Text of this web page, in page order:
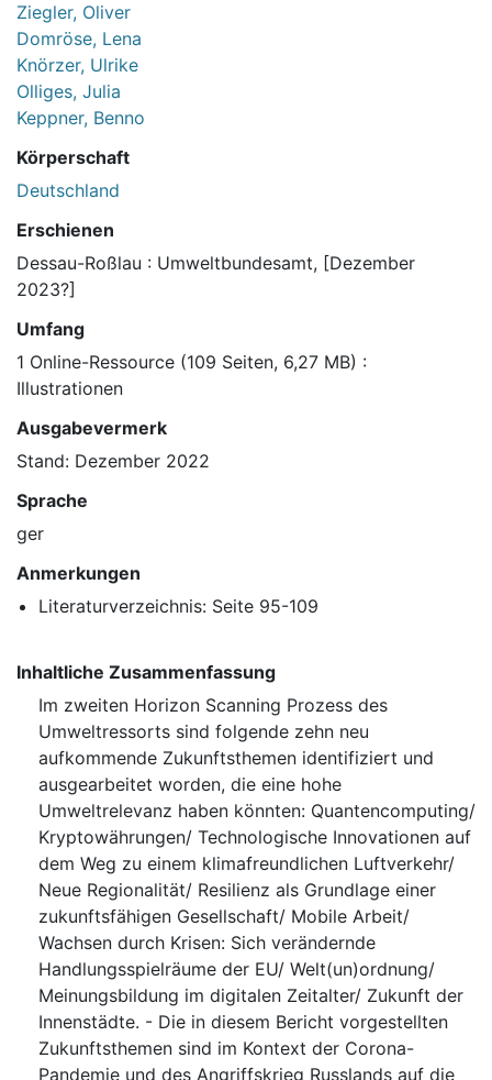
Ziegler, Oliver
Domröse, Lena
Knörzer, Ulrike
Olliges, Julia
Keppner, Benno
Körperschaft
Deutschland
Erschienen
Dessau-Roßlau : Umweltbundesamt, [Dezember
2023?]
Umfang
1 Online-Ressource (109 Seiten, 6,27 MB) :
Illustrationen
Ausgabevermerk
Stand: Dezember 2022
Sprache
ger
Anmerkungen
Literaturverzeichnis: Seite 95-109
Inhaltliche Zusammenfassung
Im zweiten Horizon Scanning Prozess des
Umweltressorts sind folgende zehn neu
aufkommende Zukunftsthemen identifiziert und
ausgearbeitet worden, die eine hohe
Umweltrelevanz haben könnten: Quantencomputing/
Kryptowährungen/ Technologische Innovationen auf
dem Weg zu einem klimafreundlichen Luftverkehr/
Neue Regionalität/ Resilienz als Grundlage einer
zukunftsfähigen Gesellschaft/ Mobile Arbeit/
Wachsen durch Krisen: Sich verändernde
Handlungsspielräume der EU/ Welt(un)ordnung/
Meinungsbildung im digitalen Zeitalter/ Zukunft der
Innenstädte. - Die in diesem Bericht vorgestellten
Zukunftsthemen sind im Kontext der Corona-
Pandemie und des Angriffskrieg Russlands auf die